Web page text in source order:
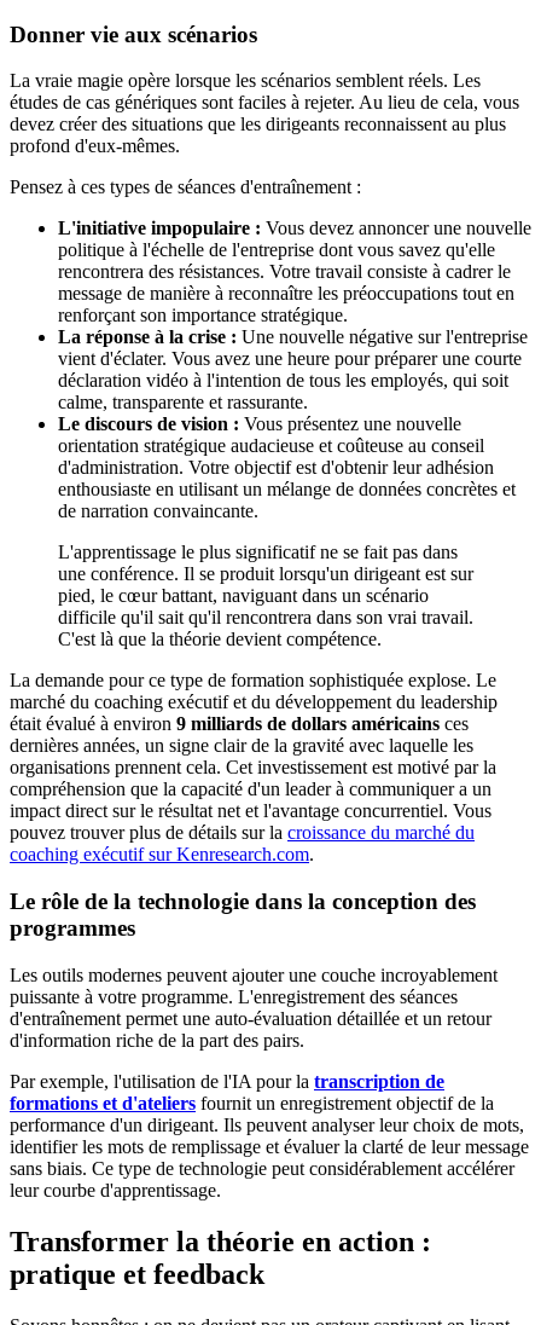
Donner vie aux scénarios
La vraie magie opère lorsque les scénarios semblent réels. Les
études de cas génériques sont faciles à rejeter. Au lieu de cela, vous
devez créer des situations que les dirigeants reconnaissent au plus
profond d'eux-mêmes.
Pensez à ces types de séances d'entraînement :
L'initiative impopulaire : Vous devez annoncer une nouvelle
politique à l'échelle de l'entreprise dont vous savez qu'elle
rencontrera des résistances. Votre travail consiste à cadrer le
message de manière à reconnaître les préoccupations tout en
renforçant son importance stratégique.
La réponse à la crise : Une nouvelle négative sur l'entreprise
vient d'éclater. Vous avez une heure pour préparer une courte
déclaration vidéo à l'intention de tous les employés, qui soit
calme, transparente et rassurante.
Le discours de vision : Vous présentez une nouvelle
orientation stratégique audacieuse et coûteuse au conseil
d'administration. Votre objectif est d'obtenir leur adhésion
enthousiaste en utilisant un mélange de données concrètes et
de narration convaincante.
L'apprentissage le plus significatif ne se fait pas dans
une conférence. Il se produit lorsqu'un dirigeant est sur
pied, le cœur battant, naviguant dans un scénario
difficile qu'il sait qu'il rencontrera dans son vrai travail.
C'est là que la théorie devient compétence.
La demande pour ce type de formation sophistiquée explose. Le
marché du coaching exécutif et du développement du leadership
était évalué à environ 9 milliards de dollars américains ces
dernières années, un signe clair de la gravité avec laquelle les
organisations prennent cela. Cet investissement est motivé par la
compréhension que la capacité d'un leader à communiquer a un
impact direct sur le résultat net et l'avantage concurrentiel. Vous
pouvez trouver plus de détails sur la croissance du marché du
coaching exécutif sur Kenresearch.com.
Le rôle de la technologie dans la conception des
programmes
Les outils modernes peuvent ajouter une couche incroyablement
puissante à votre programme. L'enregistrement des séances
d'entraînement permet une auto-évaluation détaillée et un retour
d'information riche de la part des pairs.
Par exemple, l'utilisation de l'IA pour la transcription de
formations et d'ateliers fournit un enregistrement objectif de la
performance d'un dirigeant. Ils peuvent analyser leur choix de mots,
identifier les mots de remplissage et évaluer la clarté de leur message
sans biais. Ce type de technologie peut considérablement accélérer
leur courbe d'apprentissage.
Transformer la théorie en action :
pratique et feedback